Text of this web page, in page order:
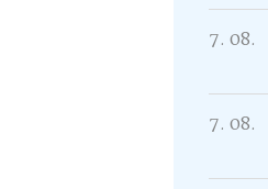
7. 08.
7. 08.